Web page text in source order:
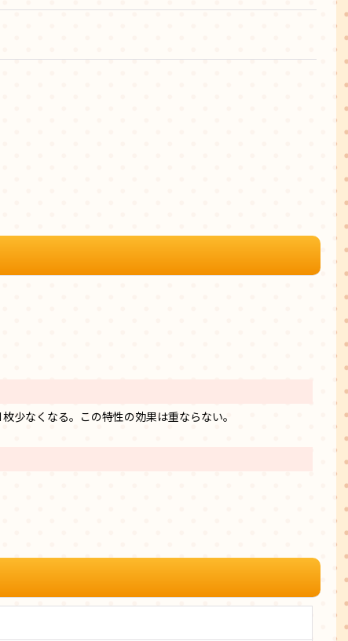
少なくなる。この特性の効果は重ならない。